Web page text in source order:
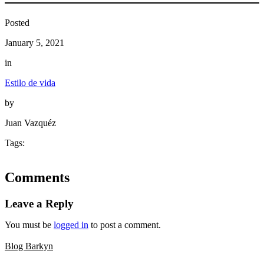
Posted
January 5, 2021
in
Estilo de vida
by
Juan Vazquéz
Tags:
Comments
Leave a Reply
You must be logged in to post a comment.
Blog Barkyn